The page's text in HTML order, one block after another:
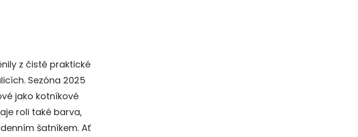
z čistě praktické
Sezóna 2025
jako kotníkové
roli také barva,
šatníkem. Ať